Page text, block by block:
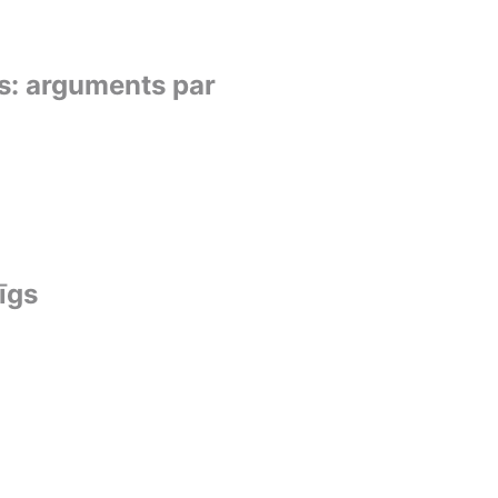
arguments par